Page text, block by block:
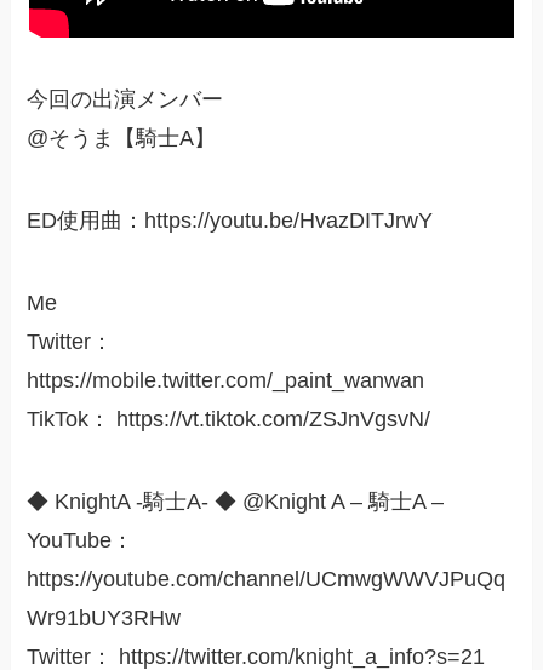
今回の出演メンバー
@そうま【騎士A】
ED使用曲：https://youtu.be/HvazDITJrwY
Me
Twitter：
https://mobile.twitter.com/_paint_wanwan
TikTok： https://vt.tiktok.com/ZSJnVgsvN/
◆ KnightA -騎士A- ◆ @Knight A – 騎士A –
YouTube：
https://youtube.com/channel/UCmwgWWVJPuQq
Wr91bUY3RHw
Twitter： https://twitter.com/knight_a_info?s=21